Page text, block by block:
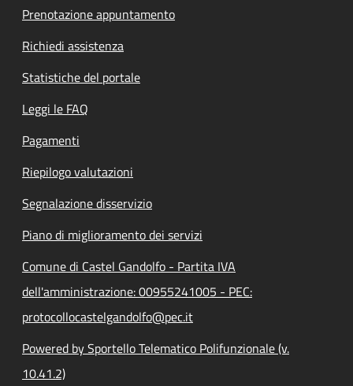
Prenotazione appuntamento
Richiedi assistenza
Statistiche del portale
Leggi le FAQ
Pagamenti
Riepilogo valutazioni
Segnalazione disservizio
Piano di miglioramento dei servizi
Comune di Castel Gandolfo - Partita IVA
dell'amministrazione: 00955241005 - PEC:
protocollocastelgandolfo@pec.it
Powered by Sportello Telematico Polifunzionale (v.
10.41.2)